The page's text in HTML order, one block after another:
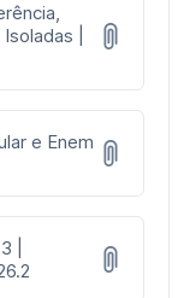
|
e Enem
|